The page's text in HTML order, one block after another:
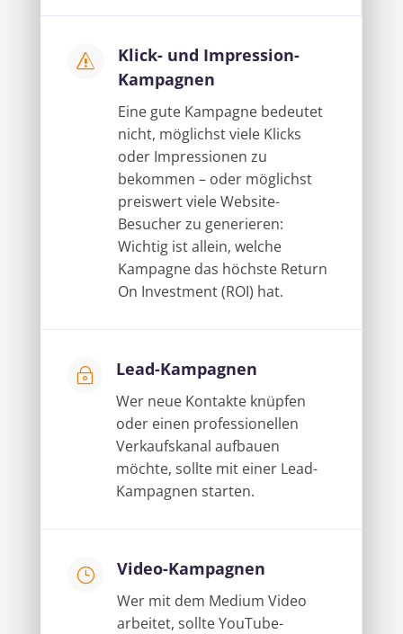
s
Klick- und Impression-
Kampagnen
Eine gute Kampagne bedeutet
nicht, möglichst viele Klicks
oder Impressionen zu
bekommen – oder möglichst
preiswert viele Website-
Besucher zu generieren:
Wichtig ist allein, welche
Kampagne das höchste Return
On Investment (ROI) hat.
~ Lead-Kampagnen
Wer neue Kontakte knüpfen
oder einen professionellen
Verkaufskanal aufbauen
möchte, sollte mit einer Lead-
Kampagnen starten.
} Video-Kampagnen
Wer mit dem Medium Video
arbeitet, sollte YouTube-